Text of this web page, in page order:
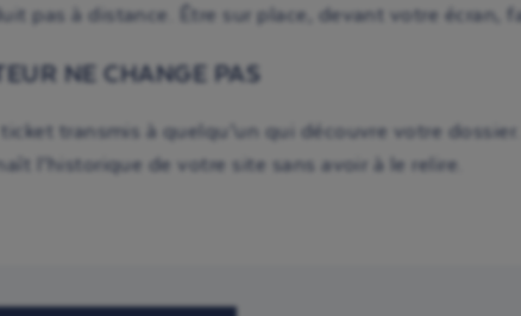
pas à distance. Être sur place, devant votre écran,
NE CHANGE PAS
ticket transmis à quelqu’un qui découvre votre
l’historique de votre site sans avoir à le relire.